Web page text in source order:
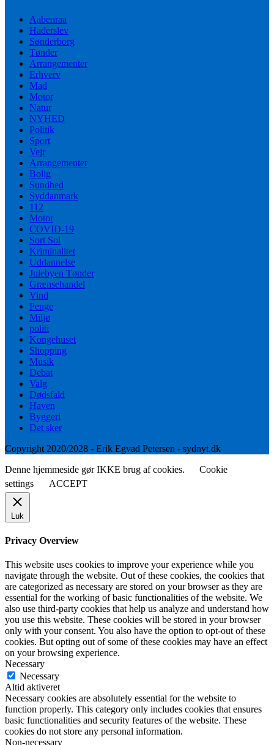
Aabenraa
Haderslev
Sønderborg
Tønder
Arrangementer
Erhverv
Mad
Motor
Natur
NYHED
Politik
Sport
Vejr
Arrangementer
Bolig
Sundhed
Syddanmark
112
Motor
COVID-19
Sort Sol
Kriminalitet
Uddannelse
Julebyen Tønder
Grænsehandel
Vind
Penge
Miljø
politi
Kongehuset
Shopping
Musik
Debat
Valg
Dødsfald
Haven
Byggeri
Det sker
Copyright 2020/2028 - Erik Egvad Petersen - sydnyt.dk
Denne hjemmeside gør IKKE brug af cookies.
Cookie
settings
ACCEPT
Luk
Privacy Overview
This website uses cookies to improve your experience while you
navigate through the website. Out of these cookies, the cookies that
are categorized as necessary are stored on your browser as they are
essential for the working of basic functionalities of the website. We
also use third-party cookies that help us analyze and understand how
you use this website. These cookies will be stored in your browser
only with your consent. You also have the option to opt-out of these
cookies. But opting out of some of these cookies may have an effect
on your browsing experience.
Necessary
Necessary
Altid aktiveret
Necessary cookies are absolutely essential for the website to
function properly. This category only includes cookies that ensures
basic functionalities and security features of the website. These
cookies do not store any personal information.
Non-necessary